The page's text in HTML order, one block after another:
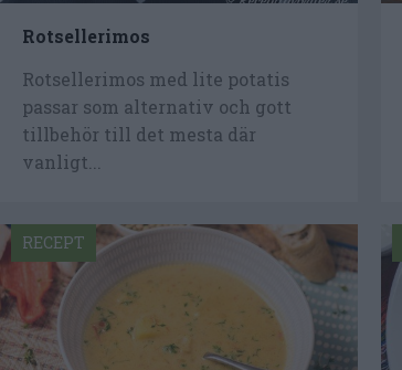
Rotsellerimos
Rotsellerimos med lite potatis
passar som alternativ och gott
tillbehör till det mesta där
vanligt...
RECEPT